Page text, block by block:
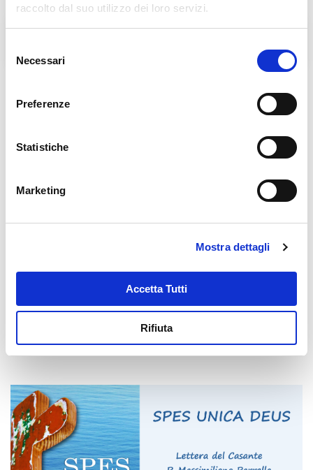
raccolto dal suo utilizzo dei loro servizi.
delNecessari
Preferenze
Statistiche
Marketing
Mostra dettagli
Accetta Tutti
Rifiuta
LAMPADE DELL'AGORA'